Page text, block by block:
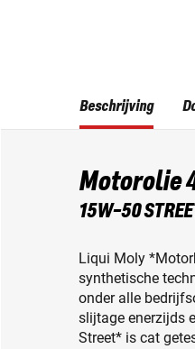
Beschrijving
Motorolie
15W-50
Liqui Moly
synthetische
onder alle
slijtage enerzijds
Street* is cat